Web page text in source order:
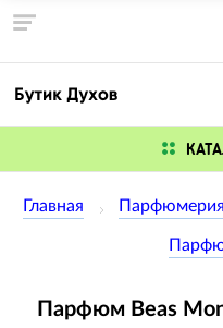
Главная Парфюмерия
Парфюм Beas